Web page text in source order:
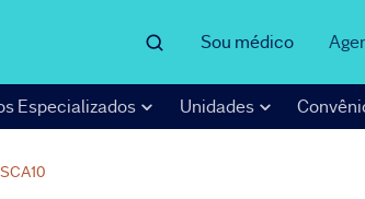
Sou médico
Especializados Unidades